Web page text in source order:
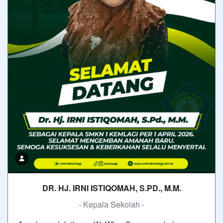
DR. HJ. IRNI ISTIQOMAH, S.PD., M.M.
- Kepala Sekolah -